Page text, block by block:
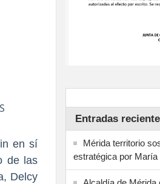
en sí
de las
Delcy
Entradas
Mérida territorio
estratégica por